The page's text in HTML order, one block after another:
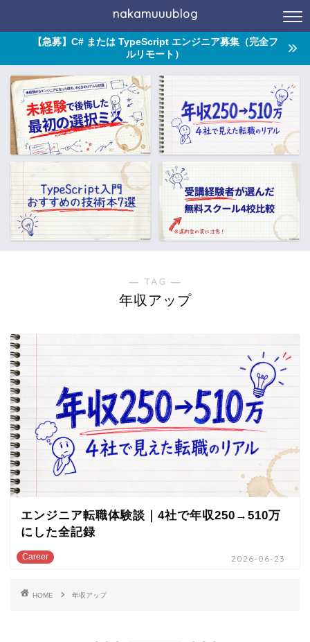
nakamuuublog
【急募】C# または TypeScript エンジニア募集（完全フ
ルリモート）
― TAG ―
年収アップ
Career
エンジニア転職体験談｜4社で年収250→510万
にした全記録
2026-06-23
HOME 年収アップ